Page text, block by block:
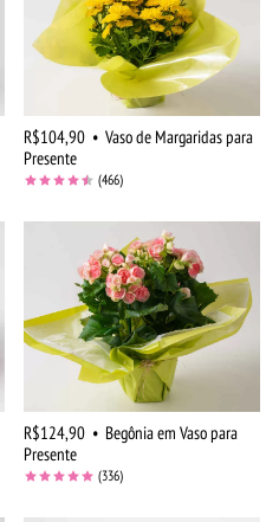
R$104,90 • Vaso de Margaridas para
Presente
(466)
R$124,90 • Begônia em Vaso para
Presente
(336)